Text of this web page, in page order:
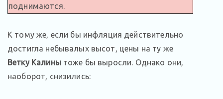
поднимаются.
К тому же, если бы инфляция действительно
достигла небывалых высот, цены на ту же
Ветку Калинытоже бы выросли. Однако они,
наоборот, снизились: